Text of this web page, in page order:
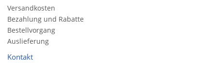
Versandkosten
Bezahlung und Rabatte
Bestellvorgang
Auslieferung
Kontakt